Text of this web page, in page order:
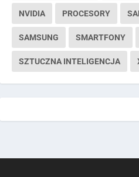
NVIDIA PROCESORY
SAMSUNG SMARTFONY
SZTUCZNA INTELIGENCJA